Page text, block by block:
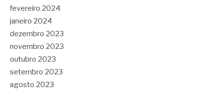
fevereiro 2024
janeiro 2024
dezembro 2023
novembro 2023
outubro 2023
setembro 2023
agosto 2023